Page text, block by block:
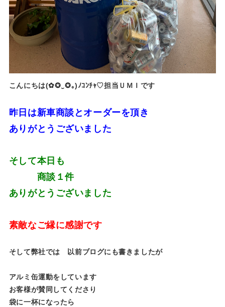
こんにちは(✿✪‿✪｡)ﾉｺﾝﾁｬ♡担当ＵＭＩです
昨日は新車商談とオーダーを頂き
ありがとうございました
そして本日も
商談１件
ありがとうございました
素敵なご縁に感謝です
そして弊社では 以前ブログにも書きましたが
アルミ缶運動をしています
お客様が賛同してくださり
袋に一杯になったら